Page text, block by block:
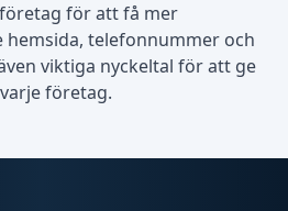
för att få mer
telefonnummer och
viktiga nyckeltal för att ge
företag.